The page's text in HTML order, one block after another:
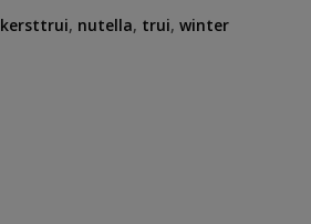
kersttrui, nutella, trui,winter